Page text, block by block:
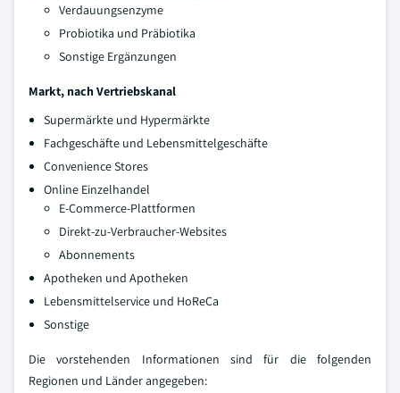
Verdauungsenzyme
Probiotika und Präbiotika
Sonstige Ergänzungen
Markt, nach Vertriebskanal
Supermärkte und Hypermärkte
Fachgeschäfte und Lebensmittelgeschäfte
Convenience Stores
Online Einzelhandel
E-Commerce-Plattformen
Direkt-zu-Verbraucher-Websites
Abonnements
Apotheken und Apotheken
Lebensmittelservice und HoReCa
Sonstige
Die vorstehenden Informationen sind für die folgenden
Regionen und Länder angegeben: